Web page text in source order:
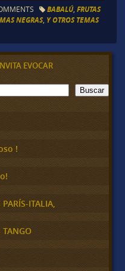
BABALÚ, FRUTAS
NEGRAS, Y OTROS TEMAS
EVOCAR
Buscar
!
ITALIA,
TANGO